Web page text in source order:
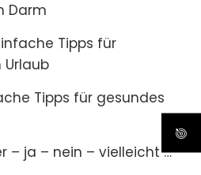
Darm
Tipps für
Urlaub
Tipps für gesundes
– ja – nein – vielleicht …